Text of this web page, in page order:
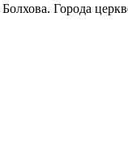
Города